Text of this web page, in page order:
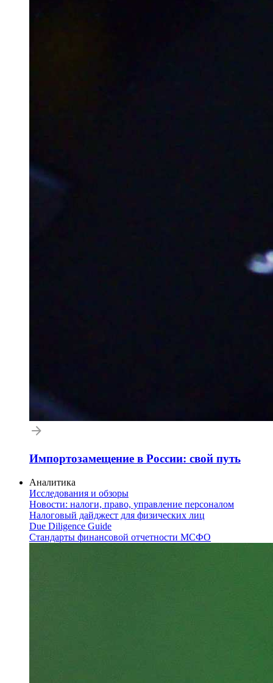
Импортозамещение в России: свой путь
Аналитика
Исследования и обзоры
Новости: налоги, право, управление персоналом
Налоговый дайджест для физических лиц
Due Diligence Guide
Стандарты финансовой отчетности МСФО